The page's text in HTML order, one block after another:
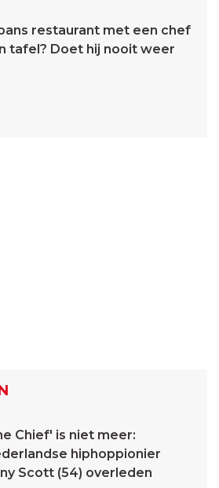
restaurant met een chef
tafel? Doet hij nooit weer
Chief' is niet meer:
hiphoppionier
Scott (54) overleden